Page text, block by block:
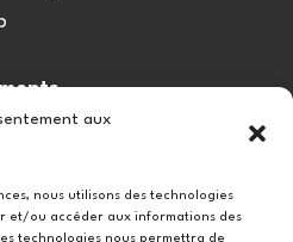
aux
nous utilisons des technologies
et/ou accéder aux informations des
technologies nous permettra de